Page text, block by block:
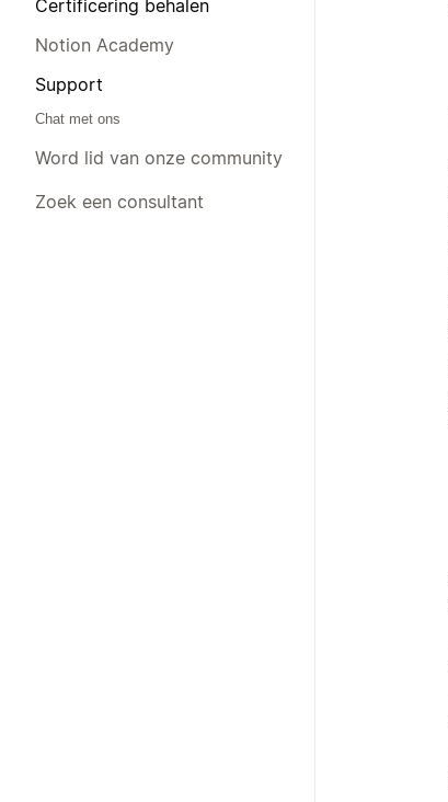
Certificering behalen
Notion Academy
Support
Chat met ons
Word lid van onze community
Zoek een consultant